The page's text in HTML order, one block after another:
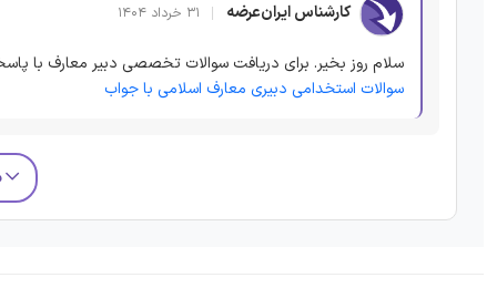
کارشناس ایران‌عرضه ۳۱ خرداد ۱۴۰۴
سلام روز بخیر. برای دریافت سوالات تخصصی دبیر معارف با
سوالات استخدامی دبیری معارف اسلامی با جواب